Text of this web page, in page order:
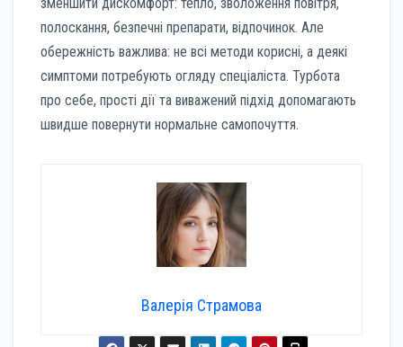
полоскання, безпечні препарати, відпочинок. Але
обережність важлива: не всі методи корисні, а деякі
симптоми потребують огляду спеціаліста. Турбота
про себе, прості дії та виважений підхід допомагають
швидше повернути нормальне самопочуття.
Валерія Страмова